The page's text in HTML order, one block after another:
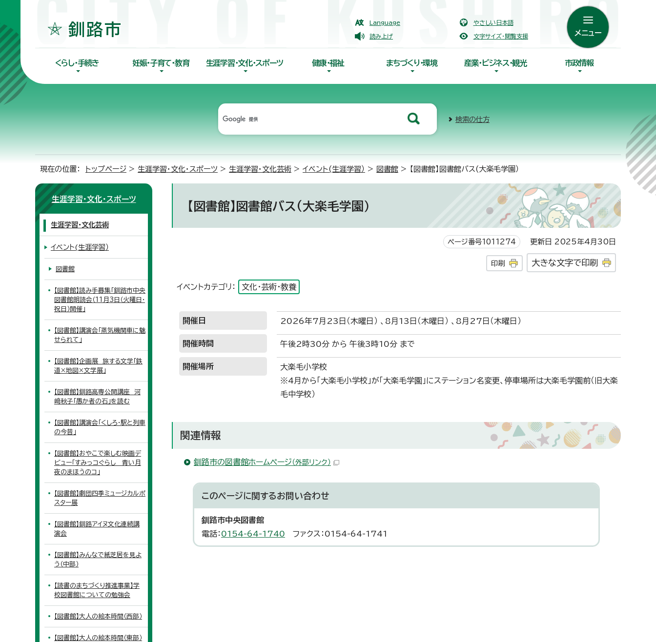
Language やさしい日本語
読み上げ 文字サイズ・閲覧支援 メニュー
くらし・手続き 妊娠・子育て・教育 生涯学習・文化・スポーツ 健康・福祉 まちづくり・環境 産業・ビジネス・観光 市政情報
検索の仕方
現在の位置： トップページ > 生涯学習・文化・スポーツ > 生涯学習・文化芸術 > イベント(生涯学習） > 図書館 > 【図書館】図書館バス(大楽毛学園）
【図書館】図書館バス(大楽毛学園）
ページ番号1011274 更新日 2025年4月30日
印刷 大きな文字で印刷
イベントカテゴリ： 文化・芸術・教養
開催日 2026年7月23日（木曜日） 、8月13日（木曜日） 、8月27日（木曜日）
開催時間 午後2時30分 から 午後3時10分 まで
開催場所
大楽毛小学校
※4月から「大楽毛小学校」が「大楽毛学園」にステーション名変更、停車場所は大楽毛学園前（旧大楽
毛中学校）
関連情報
釧路市の図書館ホームページ （外部リンク）
このページに関するお問い合わせ
釧路市中央図書館
電話： 0154-64-1740 ファクス：0154-64-1741
生涯学習・文化・スポーツ
生涯学習・文化芸術
イベント(生涯学習）
図書館
【図書館】読み手募集「釧路市中央
図書館朗読会（11月3日（火曜日・
祝日）開催」
【図書館】講演会「蒸気機関車に魅
せられて」
【図書館】企画展 旅する文学「鉄
道×地図×文学展」
【図書館】釧路高専公開講座 河
﨑秋子「愚か者の石」を読む
【図書館】講演会「くしろ・駅と列車
の今昔」
【図書館】おやこで楽しむ映画デ
ビュー「すみっコぐらし 青い月
夜のまほうのコ」
【図書館】劇団四季ミュージカルポ
スター展
【図書館】釧路アイヌ文化連続講
演会
【図書館】みんなで紙芝居を見よ
う（中部）
【読書のまちづくり推進事業】学
校図書館についての勉強会
【図書館】大人の絵本時間（西部）
【図書館】大人の絵本時間（東部）